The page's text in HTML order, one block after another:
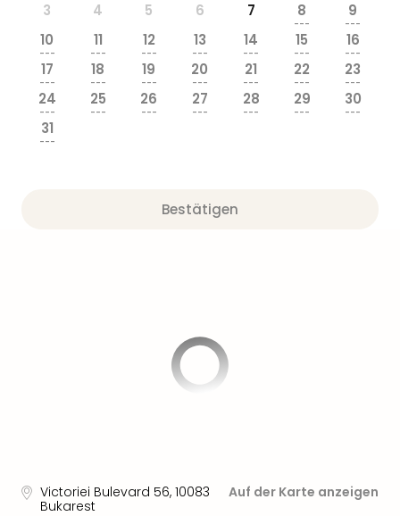
3
4 5 6 7 8
---
9
---
10
---
11
---
12
---
13
---
14
---
15
---
16
---
17
---
18
---
19
---
20
---
21
---
22
---
23
---
24
---
25
---
26
---
27
---
28
---
29
---
30
---
31
---
Bestätigen
Victoriei Bulevard 56, 10083
Bukarest
Auf der Karte anzeigen